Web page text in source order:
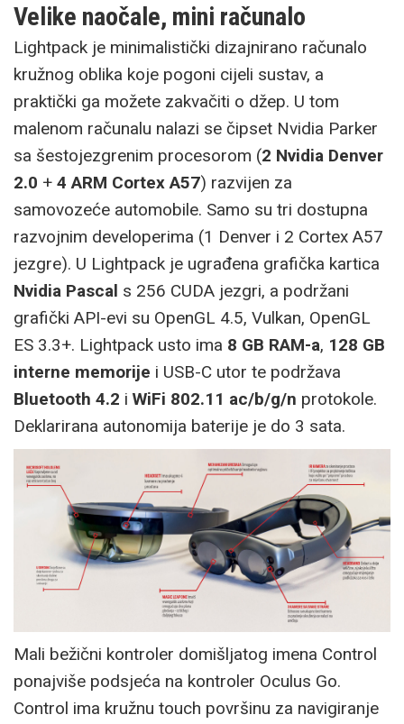
Velike naočale, mini računalo
Lightpack je minimalistički dizajnirano računalo
kružnog oblika koje pogoni cijeli sustav, a
praktički ga možete zakvačiti o džep. U tom
malenom računalu nalazi se čipset Nvidia Parker
sa šestojezgrenim procesorom (2 Nvidia Denver
2.0 + 4 ARM Cortex A57) razvijen za
samovozeće automobile. Samo su tri dostupna
razvojnim developerima (1 Denver i 2 Cortex A57
jezgre). U Lightpack je ugrađena grafička kartica
Nvidia Pascal s 256 CUDA jezgri, a podržani
grafički API-evi su OpenGL 4.5, Vulkan, OpenGL
ES 3.3+. Lightpack usto ima 8 GB RAM-a, 128 GB
interne memorije i USB-C utor te podržava
Bluetooth 4.2 i WiFi 802.11 ac/b/g/n protokole.
Deklarirana autonomija baterije je do 3 sata.
Mali bežični kontroler domišljatog imena Control
ponajviše podsjeća na kontroler Oculus Go.
Control ima kružnu touch površinu za navigiranje